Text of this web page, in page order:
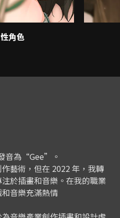
角色
音為“Gee”。
藝術，但在 2022 年，我轉
於插畫和音樂。在我的職業
音樂充滿熱情